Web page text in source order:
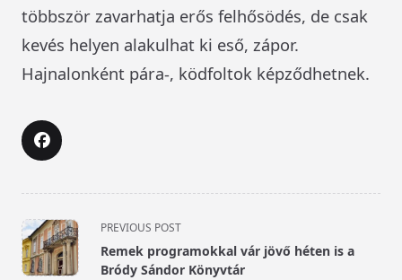
többször zavarhatja erős felhősödés, de csak
kevés helyen alakulhat ki eső, zápor.
Hajnalonként pára-, ködfoltok képződhetnek.
<span
class="nav-
subtitle
PREVIOUS POST
Remek programokkal vár jövő héten is a
Bródy Sándor Könyvtár